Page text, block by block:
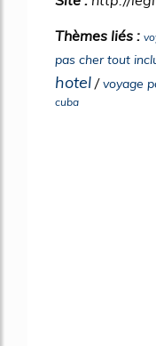
Thèmes liés :
pas cher tout
hotel /voyage
cuba